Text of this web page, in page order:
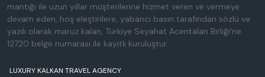
mantığı ile uzun yıllar müşterilerine hizmet veren ve vermeye
devam eden, hoş eleştirilere, yabancı basın tarafından sözlü ve
yazılı olarak maruz kalan, Türkiye Seyahat Acentaları Birliği'ne
12720 belge numarası ile kayıtlı kuruluştur.
LUXURY KALKAN TRAVEL AGENCY